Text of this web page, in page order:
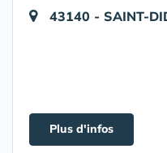
43140 - SAINT-
Plus d'infos